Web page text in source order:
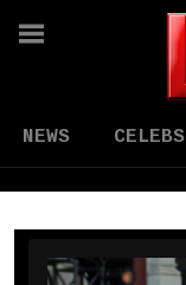
NEWS CELEBS